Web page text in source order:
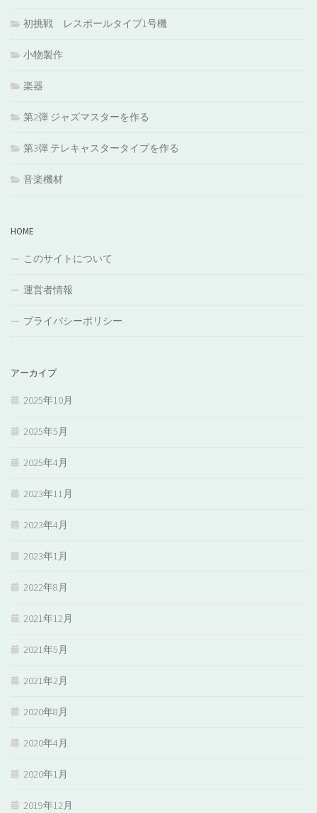
初挑戦 レスポールタイプ1号機
小物製作
楽器
第2弾 ジャズマスターを作る
第3弾 テレキャスタータイプを作る
音楽機材
HOME
このサイトについて
運営者情報
プライバシーポリシー
アーカイブ
2025年10月
2025年5月
2025年4月
2023年11月
2023年4月
2023年1月
2022年8月
2021年12月
2021年5月
2021年2月
2020年8月
2020年4月
2020年1月
2019年12月